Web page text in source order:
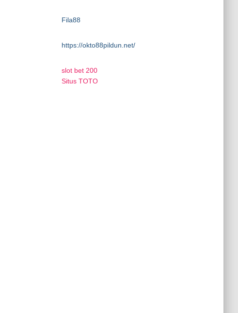
Fila88
https://okto88pildun.net/
slot bet 200
Situs TOTO